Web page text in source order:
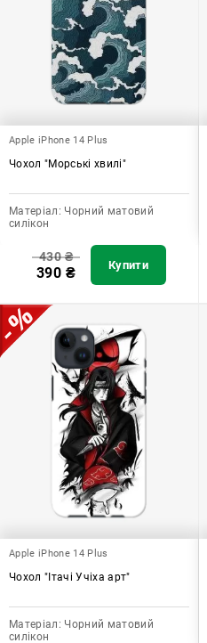
Apple iPhone 14 Plus
Чохол "Морські хвилі"
Матеріал: Чорний матовий
силікон
430₴
390 ₴ Купити
Apple iPhone 14 Plus
Чохол "Ітачі Учіха арт"
Матеріал: Чорний матовий
силікон